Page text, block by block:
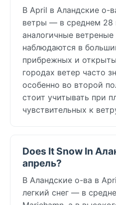
В April в Аландские о-
ветры — в среднем 28
аналогичные ветреные
наблюдаются в
прибрежных и
городах ветер часто
особенно во второй
стоит учитывать при
чувствительных к
Does It Snow In
апрель?
В Аландские о-ва в
легкий снег — в